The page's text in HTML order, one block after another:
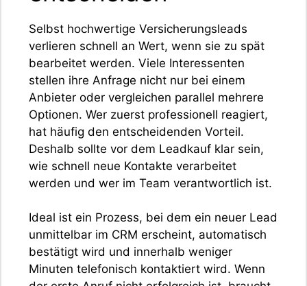
Selbst hochwertige Versicherungsleads
verlieren schnell an Wert, wenn sie zu spät
bearbeitet werden. Viele Interessenten
stellen ihre Anfrage nicht nur bei einem
Anbieter oder vergleichen parallel mehrere
Optionen. Wer zuerst professionell reagiert,
hat häufig den entscheidenden Vorteil.
Deshalb sollte vor dem Leadkauf klar sein,
wie schnell neue Kontakte verarbeitet
werden und wer im Team verantwortlich ist.
Ideal ist ein Prozess, bei dem ein neuer Lead
unmittelbar im CRM erscheint, automatisch
bestätigt wird und innerhalb weniger
Minuten telefonisch kontaktiert wird. Wenn